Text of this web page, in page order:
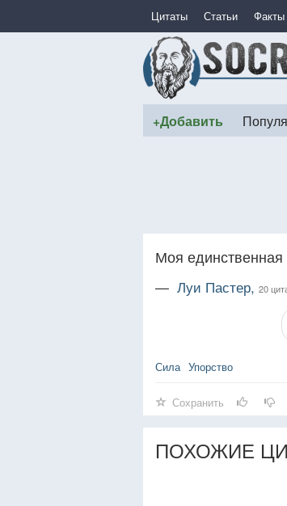
Цитаты Статьи Факты
+Добавить
Моя
— Луи Пастер, 20
Сила Упорство
Сохранить
ПОХОЖИЕ